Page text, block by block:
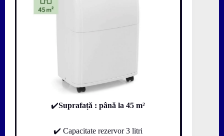
✔️Suprafață : până la 45 m²
✔️ Capacitate rezervor 3 litri